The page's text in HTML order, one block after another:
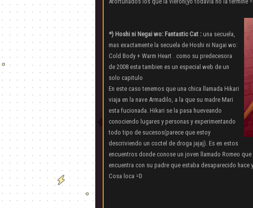
*) Hoshi ni Negai wo: Fantastic Cat : una secuela,
mas exactamente la secuela de Hoshi ni Nagai wo:
Cold Body + Warm Heart . como su predecesora
de 2008 esta tambien es un especial web de un
solo capitulo
En este caso tenemos que una chica llamada Hikari
viaja en la nave Armadilo, a la que su madre Mari
esta fucionada. Hikari se la pasa hueveando
conociendo lugares y personas y experimentando
todo tipo de sucesos(parece que estoy
descriviendo un coctel de droga jajaj). Es en estos
encuentros donde conose un joven llamado Romeo
encuentra con su padre que estaba desaparecido hace
Cosa loca =D